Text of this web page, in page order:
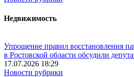
Недвижимость
Упрощение правил восстановления
в Ростовской области обсудили
17.07.2026 18:29
Новости рубрики